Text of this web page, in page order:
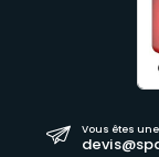
Vous êtes